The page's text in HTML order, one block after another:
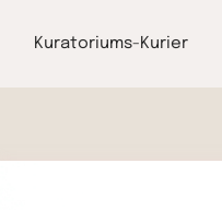
Kuratoriums-Kurier